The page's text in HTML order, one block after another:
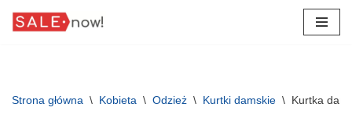
Strona główna \ Kobieta \ Odzież \ Kurtki damskie \ Kurtka